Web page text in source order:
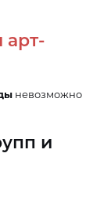
арт-
невозможно
и